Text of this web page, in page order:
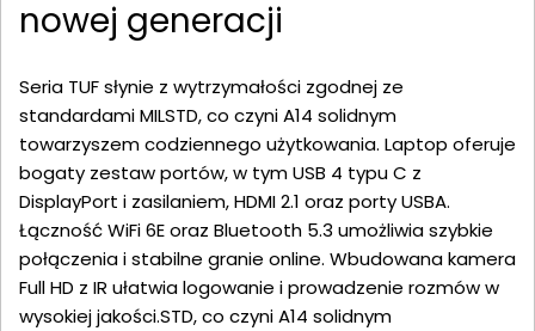
nowej generacji
Seria TUF słynie z wytrzymałości zgodnej ze
standardami MILSTD, co czyni A14 solidnym
towarzyszem codziennego użytkowania. Laptop oferuje
bogaty zestaw portów, w tym USB 4 typu C z
DisplayPort i zasilaniem, HDMI 2.1 oraz porty USBA.
Łączność WiFi 6E oraz Bluetooth 5.3 umożliwia szybkie
połączenia i stabilne granie online. Wbudowana kamera
Full HD z IR ułatwia logowanie i prowadzenie rozmów w
wysokiej jakości.STD, co czyni A14 solidnym